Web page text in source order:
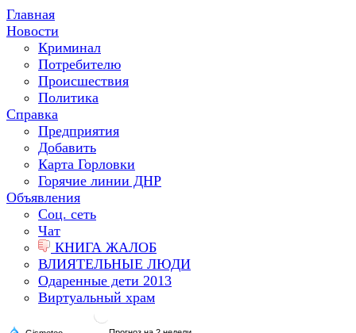
Главная
Новости
Криминал
Потребителю
Происшествия
Политика
Справка
Предприятия
Добавить
Карта Горловки
Горячие линии ДНР
Объявления
Соц. сеть
Чат
КНИГА ЖАЛОБ
ВЛИЯТЕЛЬНЫЕ ЛЮДИ
Одаренные дети 2013
Виртуальный храм